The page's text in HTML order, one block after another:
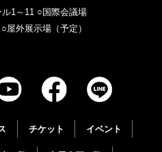
1～11 ○国際会議場
屋外展示場（予定）
チケット イベント